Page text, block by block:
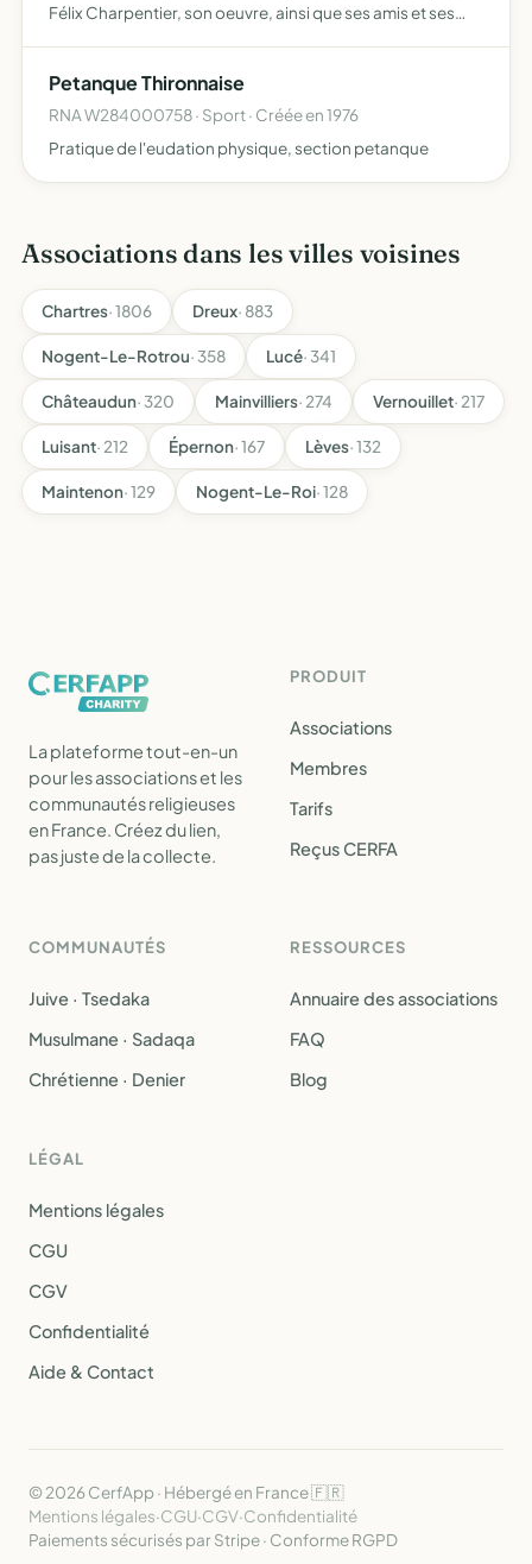
Félix Charpentier, son oeuvre, ainsi que ses amis et ses
Petanque Thironnaise
RNA W284000758 · Sport · Créée en 1976
Pratique de l'eudation physique, section petanque
Associations dans les villes voisines
Chartres· 1806 Dreux· 883
Nogent-Le-Rotrou· 358 Lucé· 341
Châteaudun· 320 Mainvilliers· 274 Vernouillet· 217
Luisant· 212 Épernon· 167 Lèves· 132
Maintenon· 129 Nogent-Le-Roi· 128
La plateforme tout-en-un
pour les associations et les
communautés religieuses
en France. Créez du lien,
pas juste de la collecte.
PRODUIT
Associations
Membres
Tarifs
Reçus CERFA
COMMUNAUTÉS
Juive · Tsedaka
Musulmane · Sadaqa
Chrétienne · Denier
RESSOURCES
Annuaire des associations
FAQ
Blog
LÉGAL
Mentions légales
CGU
CGV
Confidentialité
Aide & Contact
© 2026 CerfApp · Hébergé en France 🇫🇷
Mentions légales·CGU·CGV·Confidentialité
Paiements sécurisés par Stripe · Conforme RGPD